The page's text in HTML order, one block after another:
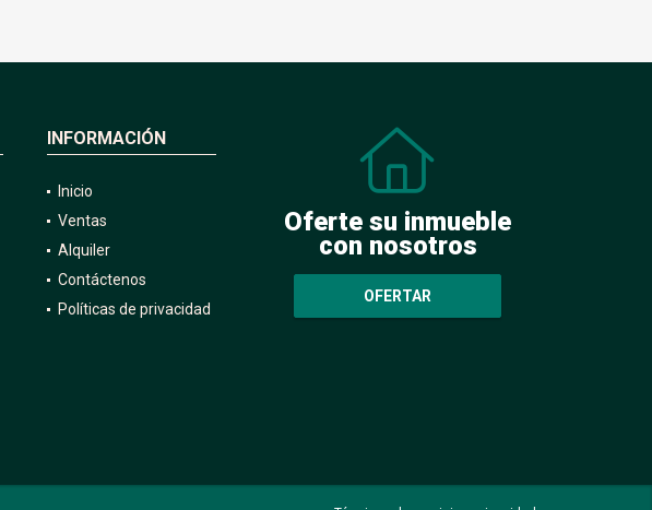
INFORMACIÓN
Inicio
Ventas
Alquiler
Contáctenos
Políticas de privacidad
Oferte su inmueble
con nosotros
OFERTAR